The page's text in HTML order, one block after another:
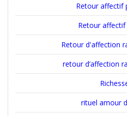
Retour affectif
Retour affectif
Retour d'affection
retour d’affection
rituel amour